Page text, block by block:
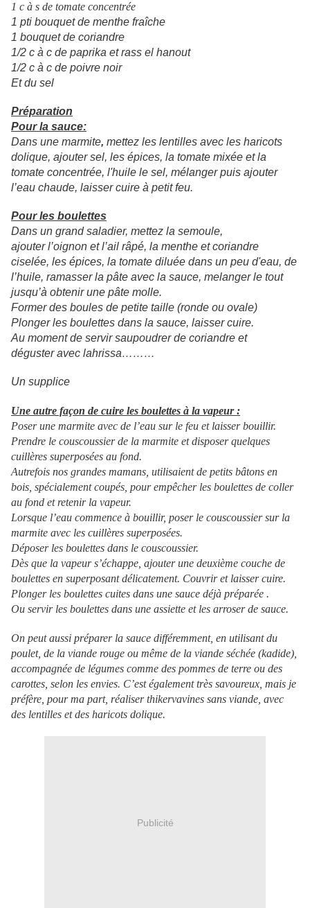
1 c à s de tomate concentrée
1 pti bouquet de menthe fraîche
1 bouquet de coriandre
1/2 c à c de paprika et rass el hanout
1/2 c à c de poivre noir
Et du sel
Préparation
Pour la sauce:
Dans une marmite, mettez les lentilles avec les haricots
dolique, ajouter sel, les épices, la tomate mixée et la
tomate concentrée, l'huile le sel, mélanger puis ajouter
l’eau chaude, laisser cuire à petit feu.
Pour les boulettes
Dans un grand saladier, mettez la semoule,
ajouter l’oignon et l’ail râpé, la menthe et coriandre
ciselée, les épices, la tomate diluée dans un peu d'eau, de
l’huile, ramasser la pâte avec la sauce, melanger le tout
jusqu’à obtenir une pâte molle.
Former des boules de petite taille (ronde ou ovale)
Plonger les boulettes dans la sauce, laisser cuire.
Au moment de servir saupoudrer de coriandre et
déguster avec lahrissa………
Un supplice
Une autre façon de cuire les boulettes à la vapeur :
Poser une marmite avec de l’eau sur le feu et laisser bouillir.
Prendre le couscoussier de la marmite et disposer quelques
cuillères superposées au fond.
Autrefois nos grandes mamans, utilisaient de petits bâtons en
bois, spécialement coupés, pour empêcher les boulettes de coller
au fond et retenir la vapeur.
Lorsque l’eau commence à bouillir, poser le couscoussier sur la
marmite avec les cuillères superposées.
Déposer les boulettes dans le couscoussier.
Dès que la vapeur s’échappe, ajouter une deuxième couche de
boulettes en superposant délicatement. Couvrir et laisser cuire.
Plonger les boulettes cuites dans une sauce déjà préparée .
Ou servir les boulettes dans une assiette et les arroser de sauce.
On peut aussi préparer la sauce différemment, en utilisant du
poulet, de la viande rouge ou même de la viande séchée (kadide),
accompagnée de légumes comme des pommes de terre ou des
carottes, selon les envies. C’est également très savoureux, mais je
préfère, pour ma part, réaliser thikervavines sans viande, avec
des lentilles et des haricots dolique.
Publicité